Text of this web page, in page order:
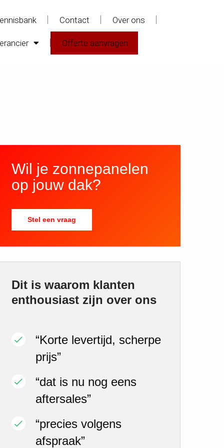
Contact Over ons
Offerte aanvragen
Wil je zonnepanelen
op jouw dak?
Stel een vraag
Dit is waarom klanten
enthousiast zijn over ons
“Korte levertijd, scherpe
prijs”
“dat is nu nog eens
aftersales”
“precies volgens
afspraak”